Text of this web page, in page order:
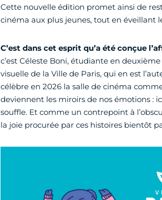
Cette nouvelle édition promet ainsi de
cinéma aux plus jeunes, tout en éveillant
C’est dans cet esprit qu’a été conçue
c’est Céleste Boni, étudiante en
visuelle de la Ville de Paris, qui en est
célèbre en 2026 la salle de cinéma
deviennent les miroirs de nos émotions :
souffle. Et comme un contrepoint à
la joie procurée par ces histoires bientôt